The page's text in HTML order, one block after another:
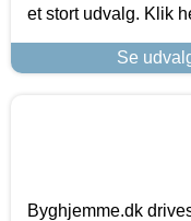
et stort udvalg. Klik
Se
Byghjemme.dk